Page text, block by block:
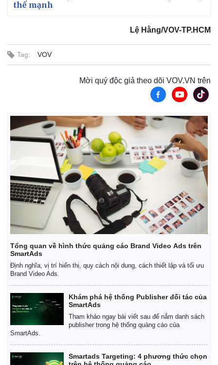
Khởi nghiệp
Thị trường
Tiêu dùng
Tỷ giá
Chứng khoán
Giá cà phê
thế mạnh
Lệ Hằng/VOV-TP.HCM
Tag: VOV
Mời quý độc giả theo dõi VOV.VN trên
Tổng quan về hình thức quảng cáo Brand Video Ads trên
SmartAds
Định nghĩa, vị trí hiển thị, quy cách nội dung, cách thiết lập và tối ưu
Brand Video Ads.
Khám phá hệ thống Publisher đối tác của
SmartAds
Tham khảo ngay bài viết sau để nắm danh sách
publisher trong hệ thống quảng cáo của
SmartAds.
Smartads Targeting: 4 phương thức chọn